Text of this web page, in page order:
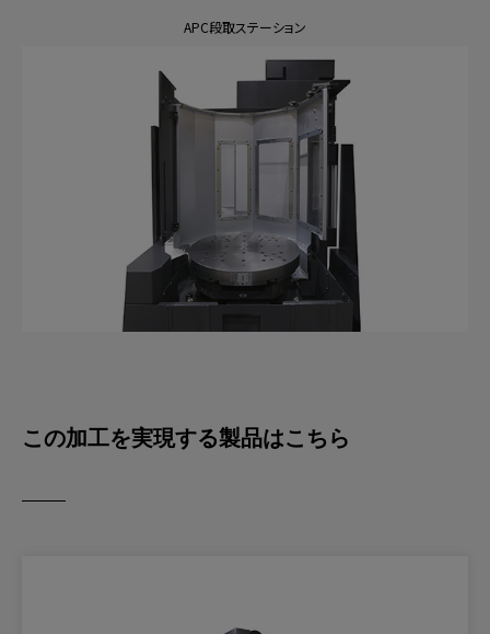
APC段取ステーション
この加工を実現する製品はこちら